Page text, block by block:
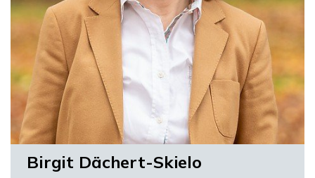
Birgit Dächert-Skielo